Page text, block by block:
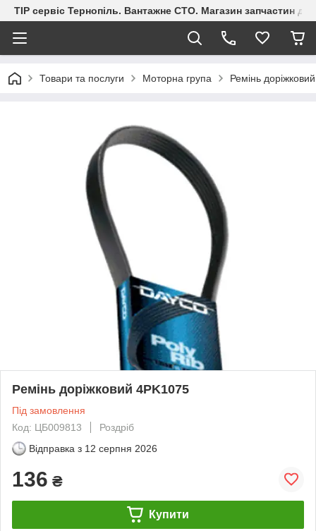
ТІР сервіс Тернопіль. Вантажне СТО. Магазин запчастин
Товари та послуги Моторна група Ремінь
Ремінь доріжковий 4PK1075
Під замовлення
Код: ЦБ009813
Роздріб
Відправка з 12 серпня 2026
136 ₴
Купити